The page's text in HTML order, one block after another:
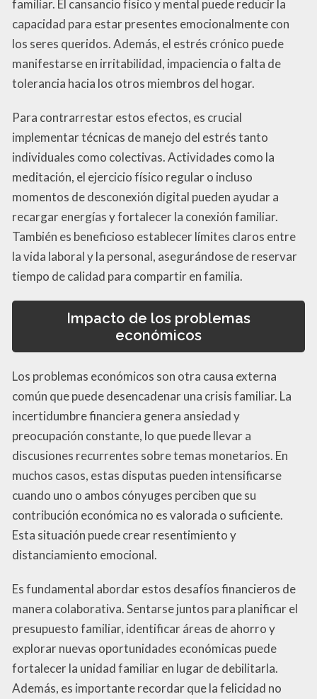
familiar. El cansancio físico y mental puede reducir la
capacidad para estar presentes emocionalmente con
los seres queridos. Además, el estrés crónico puede
manifestarse en irritabilidad, impaciencia o falta de
tolerancia hacia los otros miembros del hogar.
Para contrarrestar estos efectos, es crucial
implementar técnicas de manejo del estrés tanto
individuales como colectivas. Actividades como la
meditación, el ejercicio físico regular o incluso
momentos de desconexión digital pueden ayudar a
recargar energías y fortalecer la conexión familiar.
También es beneficioso establecer límites claros entre
la vida laboral y la personal, asegurándose de reservar
tiempo de calidad para compartir en familia.
Impacto de los problemas
económicos
Los problemas económicos son otra causa externa
común que puede desencadenar una crisis familiar. La
incertidumbre financiera genera ansiedad y
preocupación constante, lo que puede llevar a
discusiones recurrentes sobre temas monetarios. En
muchos casos, estas disputas pueden intensificarse
cuando uno o ambos cónyuges perciben que su
contribución económica no es valorada o suficiente.
Esta situación puede crear resentimiento y
distanciamiento emocional.
Es fundamental abordar estos desafíos financieros de
manera colaborativa. Sentarse juntos para planificar el
presupuesto familiar, identificar áreas de ahorro y
explorar nuevas oportunidades económicas puede
fortalecer la unidad familiar en lugar de debilitarla.
Además, es importante recordar que la felicidad no